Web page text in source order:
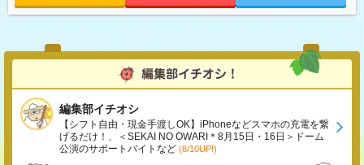
編集部イチオシ
【シフト自由・現金手渡しOK】iPhoneなどスマホの充電を繋
げるだけ！、＜SEKAI NO OWARI＊8月15日・16日＞ドーム
公演のサポートバイトなど (8/10UP!)